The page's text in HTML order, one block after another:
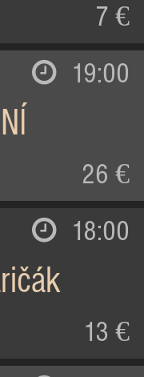
7 €
19:00
26 €
18:00
13 €